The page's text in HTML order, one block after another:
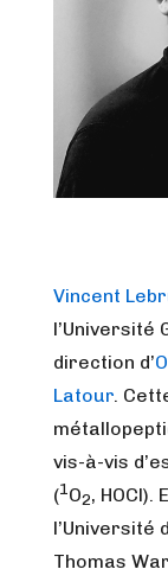
Vincent
l’Université
direction d’
Latour.
vis-à-vis
(1O2,
l’Université
Thomas